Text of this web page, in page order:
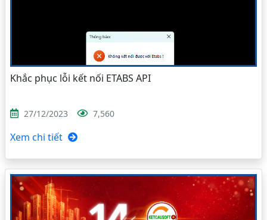
Khắc phục lỗi kết nối ETABS API
27/12/2023 7,560
Xem chi tiết